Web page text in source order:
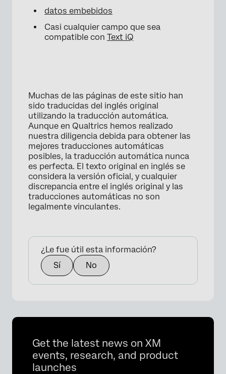
datos embebidos
Casi cualquier campo que sea
compatible con Text iQ
Muchas de las páginas de este sitio han
sido traducidas del inglés original
utilizando la traducción automática.
Aunque en Qualtrics hemos realizado
nuestra diligencia debida para obtener las
mejores traducciones automáticas
posibles, la traducción automática nunca
es perfecta. El texto original en inglés se
considera la versión oficial, y cualquier
discrepancia entre el inglés original y las
traducciones automáticas no son
legalmente vinculantes.
¿Le fue útil esta información?
Sí
No
Get the latest news on XM
events, research, and product
launches